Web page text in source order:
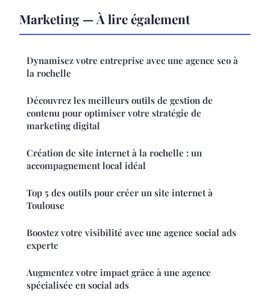
Marketing — À lire également
Dynamisez votre entreprise avec une agence seo à
la rochelle
Découvrez les meilleurs outils de gestion de
contenu pour optimiser votre stratégie de
marketing digital
Création de site internet à la rochelle : un
accompagnement local idéal
Top 5 des outils pour créer un site internet à
Toulouse
Boostez votre visibilité avec une agence social ads
experte
Augmentez votre impact grâce à une agence
spécialisée en social ads